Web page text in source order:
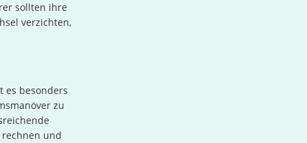
sollten ihre
verzichten,
es besonders
zu
und